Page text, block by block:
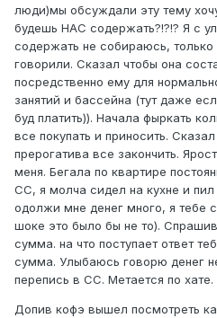
люди)мы обсуждали эту тему
будешь НАС содержать?!?!? Я с
содержать не собираюсь,
говорили. Сказал чтобы она
посредственно ему для
занятий и бассейна (тут даже
буд платить)). Начала фыркать
все покупать и приносить.
прерогатива все закончить.
меня. Бегала по квартире
СС, я молча сидел на кухне и
одолжи мне денег много, я тебе
шоке это было бы не то).
сумма. на что поступает ответ
сумма. Улыбаюсь говорю денег
перепись в СС. Метается по хате.
Допив кофэ вышел посмотреть